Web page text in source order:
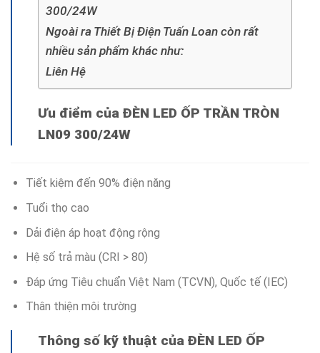
300/24W
Ngoài ra Thiết Bị Điện Tuấn Loan còn rất
nhiều sản phẩm khác như:
Liên Hệ
Ưu điểm của ĐÈN LED ỐP TRẦN TRÒN
LN09 300/24W
Tiết kiệm đến 90% điện năng
Tuổi thọ cao
Dải điện áp hoạt động rộng
Hệ số trả màu (CRI > 80)
Đáp ứng Tiêu chuẩn Việt Nam (TCVN), Quốc tế (IEC)
Thân thiện môi trường
Thông số kỹ thuật của ĐÈN LED ỐP